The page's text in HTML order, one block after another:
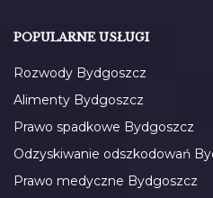
POPULARNE USŁUGI
Rozwody Bydgoszcz
Alimenty Bydgoszcz
Prawo spadkowe Bydgoszcz
Odzyskiwanie odszkodowań
Prawo medyczne Bydgoszcz